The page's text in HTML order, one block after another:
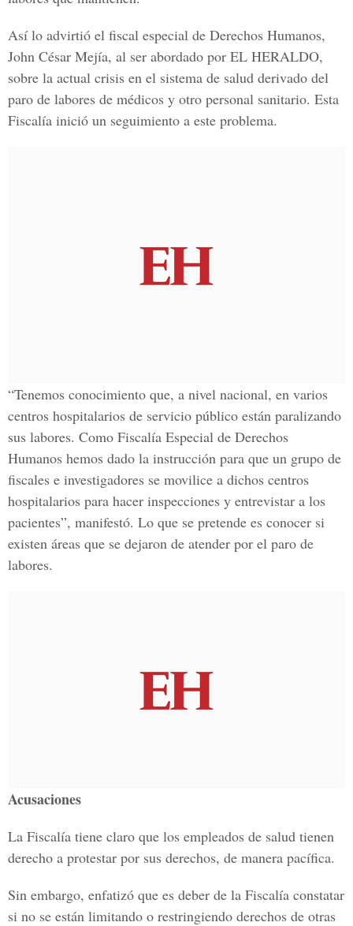
Así lo advirtió el fiscal especial de Derechos Humanos,
John César Mejía, al ser abordado por EL HERALDO,
sobre la actual crisis en el sistema de salud derivado del
paro de labores de médicos y otro personal sanitario. Esta
Fiscalía inició un seguimiento a este problema.
“Tenemos conocimiento que, a nivel nacional, en varios
centros hospitalarios de servicio público están paralizando
sus labores. Como Fiscalía Especial de Derechos
Humanos hemos dado la instrucción para que un grupo de
fiscales e investigadores se movilice a dichos centros
hospitalarios para hacer inspecciones y entrevistar a los
pacientes”, manifestó. Lo que se pretende es conocer si
existen áreas que se dejaron de atender por el paro de
labores.
Acusaciones
La Fiscalía tiene claro que los empleados de salud tienen
derecho a protestar por sus derechos, de manera pacífica.
Sin embargo, enfatizó que es deber de la Fiscalía constatar
si no se están limitando o restringiendo derechos de otras